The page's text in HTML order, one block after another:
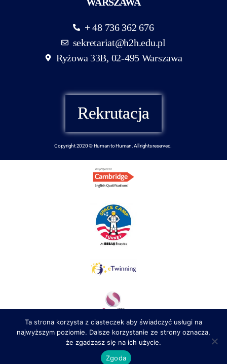
+ 48 736 362 676
sekretariat@h2h.edu.pl
Ryżowa 33B, 02-495 Warszawa
Rekrutacja
Copyright 2020 © Human to Human. All rights reserved.
Ta strona korzysta z ciasteczek aby świadczyć usługi na
najwyższym poziomie. Dalsze korzystanie ze strony oznacza,
że zgadzasz się na ich użycie.
Zgoda